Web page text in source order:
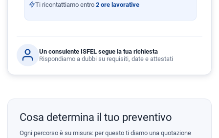
Ti ricontattiamo entro 2 ore lavorative
Un consulente ISFEL segue la tua richiesta
Rispondiamo a dubbi su requisiti, date e attestati
Cosa determina il tuo preventivo
Ogni percorso è su misura: per questo ti diamo una quotazione